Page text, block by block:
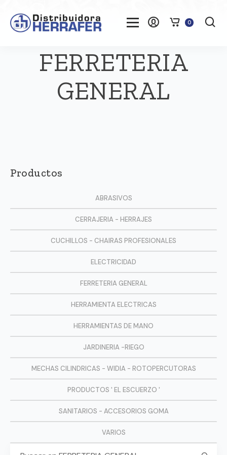
0
FERRETERIA
GENERAL
Productos
ABRASIVOS
CERRAJERIA - HERRAJES
CUCHILLOS - CHAIRAS PROFESIONALES
ELECTRICIDAD
FERRETERIA GENERAL
HERRAMIENTA ELECTRICAS
HERRAMIENTAS DE MANO
JARDINERIA -RIEGO
MECHAS CILINDRICAS - WIDIA - ROTOPERCUTORAS
PRODUCTOS ' EL ESCUERZO '
SANITARIOS - ACCESORIOS GOMA
VARIOS